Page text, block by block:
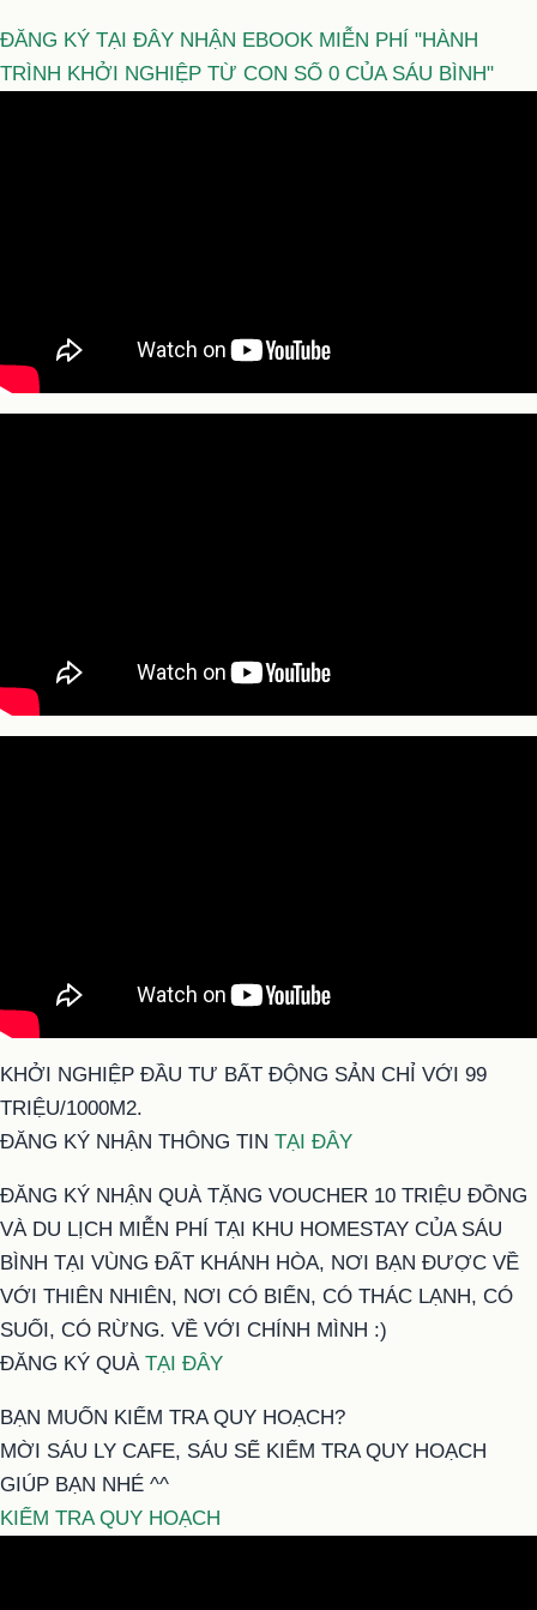
ĐĂNG KÝ TẠI ĐÂY NHẬN EBOOK MIỄN PHÍ "HÀNH
TRÌNH KHỞI NGHIỆP TỪ CON SỐ 0 CỦA SÁU BÌNH"
KHỞI NGHIỆP ĐẦU TƯ BẤT ĐỘNG SẢN CHỈ VỚI 99
TRIỆU/1000M2.
ĐĂNG KÝ NHẬN THÔNG TIN TẠI ĐÂY
ĐĂNG KÝ NHẬN QUÀ TẶNG VOUCHER 10 TRIỆU ĐỒNG
VÀ DU LỊCH MIỄN PHÍ TẠI KHU HOMESTAY CỦA SÁU
BÌNH TẠI VÙNG ĐẤT KHÁNH HÒA, NƠI BẠN ĐƯỢC VỀ
VỚI THIÊN NHIÊN, NƠI CÓ BIỂN, CÓ THÁC LẠNH, CÓ
SUỐI, CÓ RỪNG. VỀ VỚI CHÍNH MÌNH :)
ĐĂNG KÝ QUÀ TẠI ĐÂY
BẠN MUỐN KIỂM TRA QUY HOẠCH?
MỜI SÁU LY CAFE, SÁU SẼ KIỂM TRA QUY HOẠCH
GIÚP BẠN NHÉ ^^
KIỂM TRA QUY HOẠCH